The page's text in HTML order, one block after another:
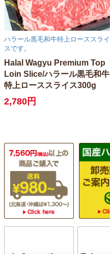
ハラール黒毛和牛特上ローススライ
スです。
Halal Wagyu Premium Top
Loin Slice/ハラール黒毛和牛
特上ローススライス300g
2,780円